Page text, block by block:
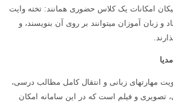
امکانات یک کلاس حضوری همانند: تخته وایت
زبان آموزان میتوانند بر روی آن بنویسند، و
مهارتهای زبانی و انتقال کامل مطالب درسی،
تصویری و فیلم است که در این سامانه امکان